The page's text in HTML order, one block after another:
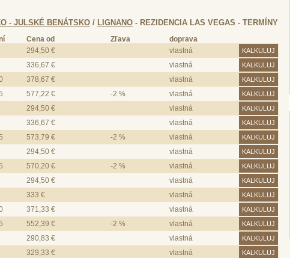
- JULSKÉ BENÁTSKO / LIGNANO - REZIDENCIA LAS VEGAS - TERMÍNY
Cena od Zľava
doprava
294,50 € vlastná KALKULUJ
336,67 € vlastná KALKULUJ
378,67 € vlastná KALKULUJ
577,22 € -2 % vlastná KALKULUJ
294,50 € vlastná KALKULUJ
336,67 € vlastná KALKULUJ
573,79 € -2 % vlastná KALKULUJ
294,50 € vlastná KALKULUJ
570,20 € -2 % vlastná KALKULUJ
294,50 € vlastná KALKULUJ
333 € vlastná KALKULUJ
371,33 € vlastná KALKULUJ
552,39 € -2 % vlastná KALKULUJ
290,83 € vlastná KALKULUJ
329,33 € vlastná KALKULUJ